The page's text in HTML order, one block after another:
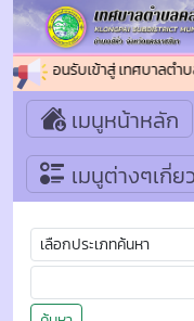
ยินดีต้อนรับเข้าสู่ เทศบาลตำ
เมนูหน้าหลัก
เมนูต่างๆเกี่